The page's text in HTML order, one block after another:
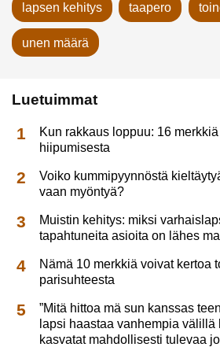
lapsen kehitys taapero
unen määrä
Luetuimmat
Kun rakkaus loppuu: 16
hiipumisesta
Voiko kummipyynnöstä
vaan myöntyä?
Muistin kehitys: miksi
tapahtuneita asioita on lähes
Nämä 10 merkkiä voivat kertoa
parisuhteesta
”Mitä hittoa mä sun kanssas
lapsi haastaa vanhempia välillä
kasvatat mahdollisesti tulevaa